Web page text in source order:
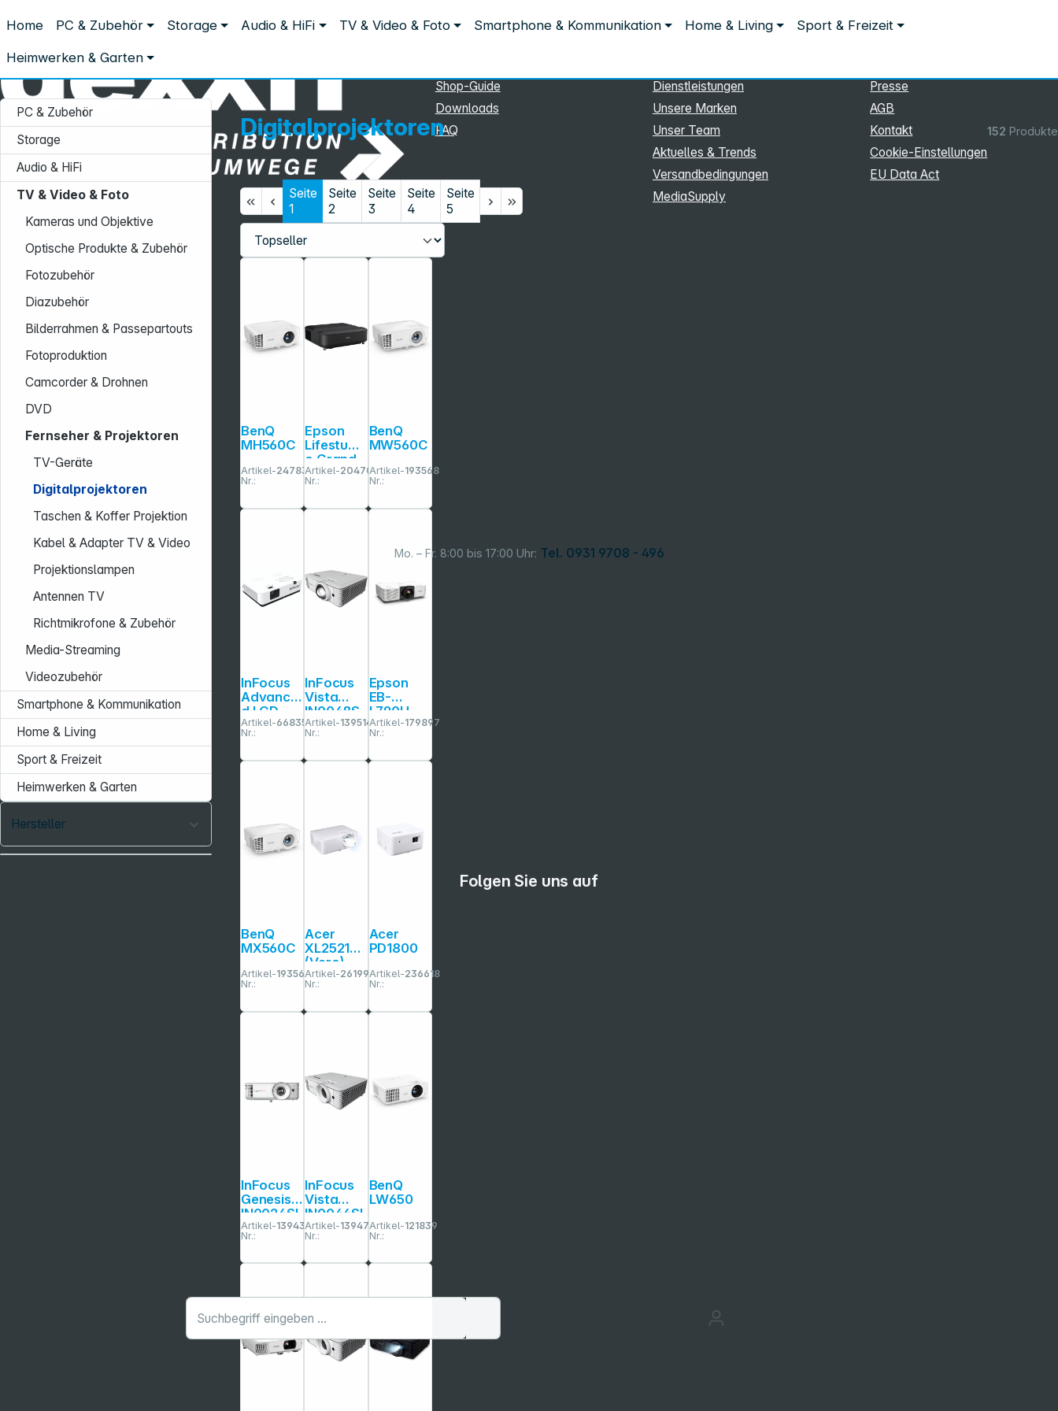
Mo. – Fr. 8:00 bis 17:00 Uhr: Tel. 0931 9708 - 496
Home PC & Zubehör Storage Audio & HiFi TV & Video & Foto Smartphone & Kommunikation Home & Living Sport & Freizeit
Heimwerken & Garten
TV & Video & Foto Fernseher & Projektoren Digitalprojektoren
Digitalprojektoren
PC & Zubehör
Storage
Audio & HiFi
TV & Video & Foto
Kameras und Objektive
Optische Produkte & Zubehör
Fotozubehör
Diazubehör
Bilderrahmen & Passepartouts
Fotoproduktion
Camcorder & Drohnen
DVD
Fernseher & Projektoren
TV-Geräte
Digitalprojektoren
Taschen & Koffer Projektion
Kabel & Adapter TV & Video
Projektionslampen
Antennen TV
Richtmikrofone & Zubehör
Media-Streaming
Videozubehör
Smartphone & Kommunikation
Home & Living
Sport & Freizeit
Heimwerken & Garten
Hersteller
Digitalprojektoren 152 Produkte
Seite
1
Seite
2
Seite
3
Seite
4
Seite
5
BenQ
MH560C
Artikel-
Nr.:
247832
Epson
Lifestudi
o Grand
EH-
LS670B
Artikel-
Nr.:
204705
BenQ
MW560C
Artikel-
Nr.:
193568
InFocus
Advance
d LCD
IN1036
Artikel-
Nr.:
668355
InFocus
Vista
IN0048S
T
Artikel-
Nr.:
139514
Epson
EB-
L790U
Artikel-
Nr.:
179897
BenQ
MX560C
Artikel-
Nr.:
193561
Acer
XL2521
(Vero)
Artikel-
Nr.:
261993
Acer
PD1800
Artikel-
Nr.:
236618
InFocus
Genesis
IN0024SL
Artikel-
Nr.:
139430
InFocus
Vista
IN0044SL
Artikel-
Nr.:
139479
BenQ
LW650
Artikel-
Nr.:
121839
Service-Hotline:
+49 931 9708–496
Mo. - Fr.: 08:00 - 17:00 Uhr
Shop-Guide
Downloads
FAQ
Dienstleistungen
Unsere Marken
Unser Team
Aktuelles & Trends
Versandbedingungen
MediaSupply
Presse
AGB
Kontakt
Cookie‑Einstellungen
EU Data Act
Folgen Sie uns auf